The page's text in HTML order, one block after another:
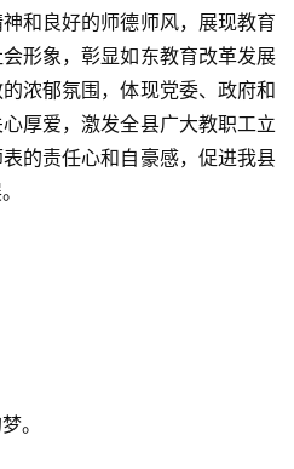
和良好的师德师风，展现教育
形象，彰显如东教育改革发展
浓郁氛围，体现党委、政府和
厚爱，激发全县广大教职工立
的责任心和自豪感，促进我县
。